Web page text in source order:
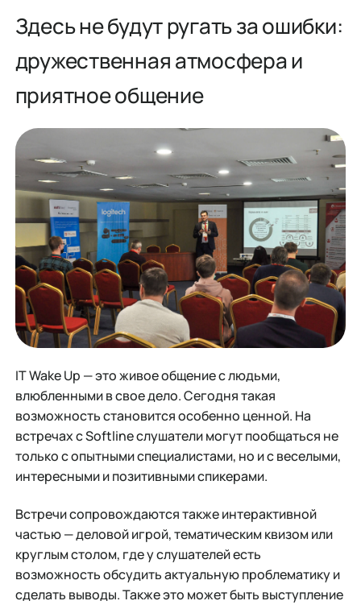
Здесь не будут ругать за ошибки:
дружественная атмосфера и
приятное общение
IT Wake Up — это живое общение с людьми,
влюбленными в свое дело. Сегодня такая
возможность становится особенно ценной. На
встречах с Softline слушатели могут пообщаться не
только с опытными специалистами, но и с веселыми,
интересными и позитивными спикерами.
Встречи сопровождаются также интерактивной
частью — деловой игрой, тематическим квизом или
круглым столом, где у слушателей есть
возможность обсудить актуальную проблематику и
сделать выводы. Также это может быть выступление